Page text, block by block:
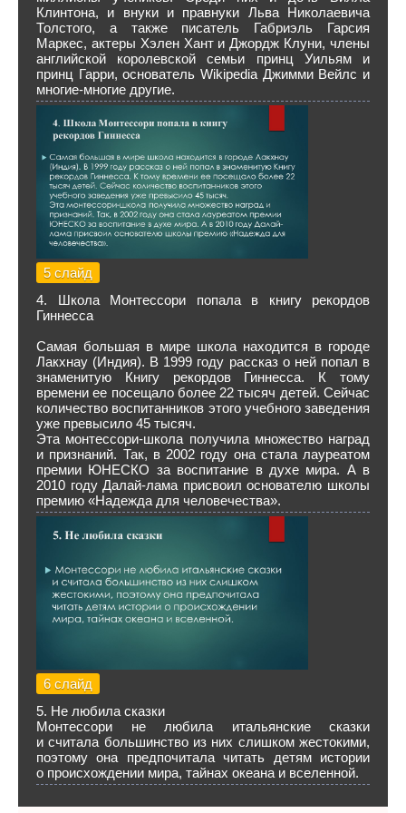
Клинтона, и внуки и правнуки Льва Николаевича
Толстого, а также писатель Габриэль Гарсия
Маркес, актеры Хэлен Хант и Джордж Клуни, члены
английской королевской семьи принц Уильям и
принц Гарри, основатель Wikipedia Джимми Вейлс и
многие-многие другие.
5 слайд
4. Школа Монтессори попала в книгу рекордов
Гиннесса
Самая большая в мире школа находится в городе
Лакхнау (Индия). В 1999 году рассказ о ней попал в
знаменитую Книгу рекордов Гиннесса. К тому
времени ее посещало более 22 тысяч детей. Сейчас
количество воспитанников этого учебного заведения
уже превысило 45 тысяч.
Эта монтессори-школа получила множество наград
и признаний. Так, в 2002 году она стала лауреатом
премии ЮНЕСКО за воспитание в духе мира. А в
2010 году Далай-лама присвоил основателю школы
премию «Надежда для человечества».
6 слайд
5. Не любила сказки
Монтессори не любила итальянские сказки
и считала большинство из них слишком жестокими,
поэтому она предпочитала читать детям истории
о происхождении мира, тайнах океана и вселенной.